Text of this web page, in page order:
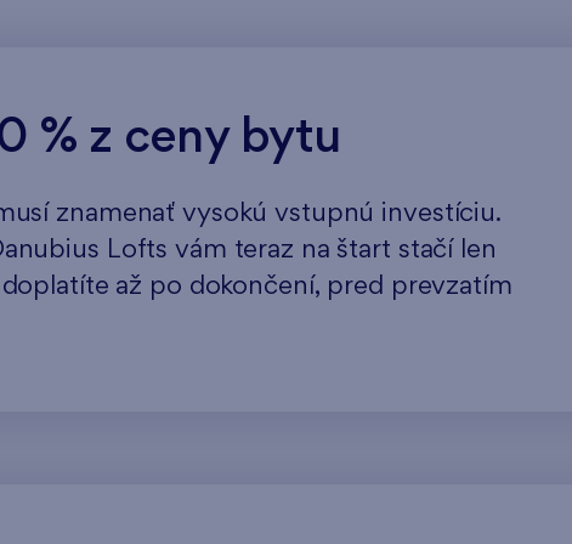
% z ceny bytu
znamenať vysokú vstupnú investíciu.
Lofts vám teraz na štart stačí len
až po dokončení, pred prevzatím